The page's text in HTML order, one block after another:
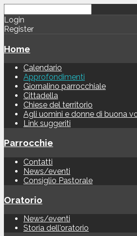
Login
Register
Home
Calendario
Approfondimenti
Giornalino parrocchiale
Cittadella
Chiese del territorio
Agli uomini e donne di buona
Link suggeriti
Parrocchie
Contatti
News/eventi
Consiglio Pastorale
Oratorio
News/eventi
Storia dell'oratorio